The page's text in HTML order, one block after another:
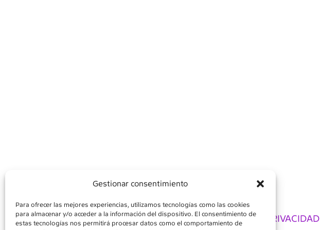
Gestionar consentimiento
Para ofrecer las mejores experiencias, utilizamos tecnologías como las cookies
para almacenar y/o acceder a la información del dispositivo. El consentimiento de
estas tecnologías nos permitirá procesar datos como el comportamiento de
AVISO LEGAL POLÍTICA DE PRIVACIDAD